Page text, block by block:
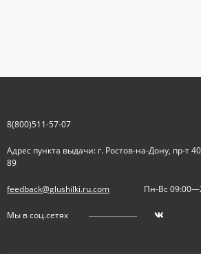
8(800)511-57-07
Адрес пункта выдачи: г. Ростов-на-Дону, пр-т
89
feedback@glushilki.ru.com Пн-Вс
Мы в соц.сетях